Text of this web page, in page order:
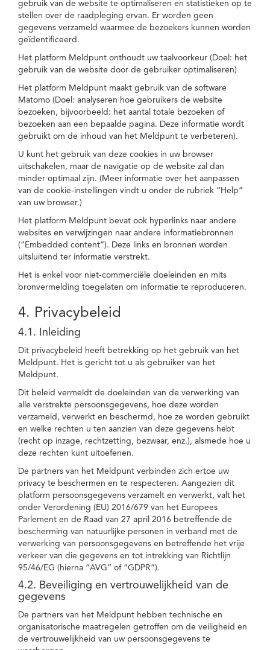
gebruik van de website te optimaliseren en statistieken op te
stellen over de raadpleging ervan. Er worden geen
gegevens verzameld waarmee de bezoekers kunnen worden
geïdentificeerd.
Het platform Meldpunt onthoudt uw taalvoorkeur (Doel: het
gebruik van de website door de gebruiker optimaliseren)
Het platform Meldpunt maakt gebruik van de software
Matomo (Doel: analyseren hoe gebruikers de website
bezoeken, bijvoorbeeld: het aantal totale bezoeken of
bezoeken aan een bepaalde pagina. Deze informatie wordt
gebruikt om de inhoud van het Meldpunt te verbeteren).
U kunt het gebruik van deze cookies in uw browser
uitschakelen, maar de navigatie op de website zal dan
minder optimaal zijn. (Meer informatie over het aanpassen
van de cookie-instellingen vindt u onder de rubriek “Help”
van uw browser.)
Het platform Meldpunt bevat ook hyperlinks naar andere
websites en verwijzingen naar andere informatiebronnen
(“Embedded content”). Deze links en bronnen worden
uitsluitend ter informatie verstrekt.
Het is enkel voor niet-commerciële doeleinden en mits
bronvermelding toegelaten om informatie te reproduceren.
4. Privacybeleid
4.1. Inleiding
Dit privacybeleid heeft betrekking op het gebruik van het
Meldpunt. Het is gericht tot u als gebruiker van het
Meldpunt.
Dit beleid vermeldt de doeleinden van de verwerking van
alle verstrekte persoonsgegevens, hoe deze worden
verzameld, verwerkt en beschermd, hoe ze worden gebruikt
en welke rechten u ten aanzien van deze gegevens hebt
(recht op inzage, rechtzetting, bezwaar, enz.), alsmede hoe u
deze rechten kunt uitoefenen.
De partners van het Meldpunt verbinden zich ertoe uw
privacy te beschermen en te respecteren. Aangezien dit
platform persoonsgegevens verzamelt en verwerkt, valt het
onder Verordening (EU) 2016/679 van het Europees
Parlement en de Raad van 27 april 2016 betreffende de
bescherming van natuurlijke personen in verband met de
verwerking van persoonsgegevens en betreffende het vrije
verkeer van die gegevens en tot intrekking van Richtlijn
95/46/EG (hierna “AVG” of “GDPR”).
4.2. Beveiliging en vertrouwelijkheid van de
gegevens
De partners van het Meldpunt hebben technische en
organisatorische maatregelen getroffen om de veiligheid en
de vertrouwelijkheid van uw persoonsgegevens te